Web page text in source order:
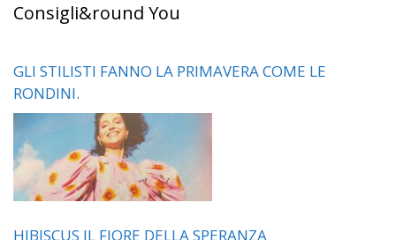
Consigli&round You
GLI STILISTI FANNO LA PRIMAVERA COME LE
RONDINI.
HIBISCUS IL FIORE DELLA SPERANZA